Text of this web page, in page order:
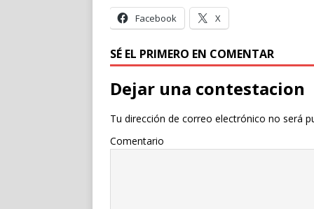
Facebook X
SÉ EL PRIMERO EN COMENTAR
Dejar una contestacion
Tu dirección de correo electrónico no será
Comentario